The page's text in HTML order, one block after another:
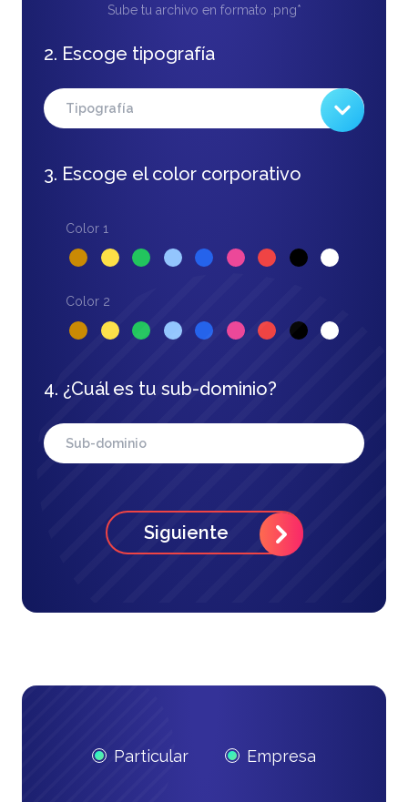
Sube tu archivo en formato .png*
2. Escoge tipografía
3. Escoge el color corporativo
Color 1
Color 2
4. ¿Cuál es tu sub-dominio?
Siguiente
Particular Empresa